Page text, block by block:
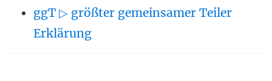
ggT ▷ größter gemeinsamer Teiler
Erklärung